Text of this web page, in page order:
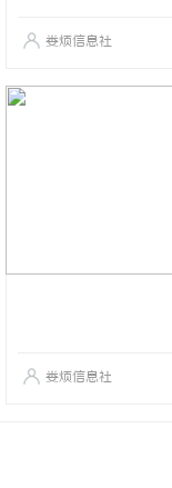
娄烦信息社
娄烦信息社